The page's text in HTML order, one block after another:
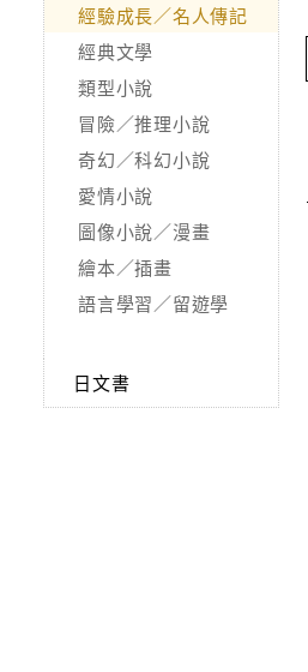
經驗成長／名人傳記
經典文學
類型小說
冒險／推理小說
奇幻／科幻小說
愛情小說
圖像小說／漫畫
繪本／插畫
語言學習／留遊學
日文書